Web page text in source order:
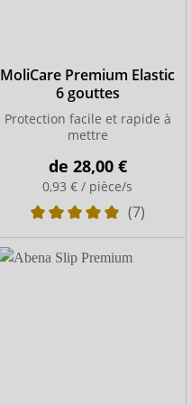
MoliCare Premium Elastic
6 gouttes
Protection facile et rapide à
mettre
de 28,00 €
0,93 € / pièce/s
(7)